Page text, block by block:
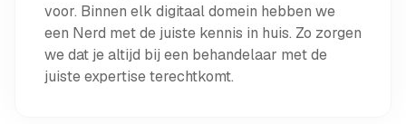
voor. Binnen elk digitaal domein hebben we
een Nerd met de juiste kennis in huis. Zo zorgen
we dat je altijd bij een behandelaar met de
juiste expertise terechtkomt.